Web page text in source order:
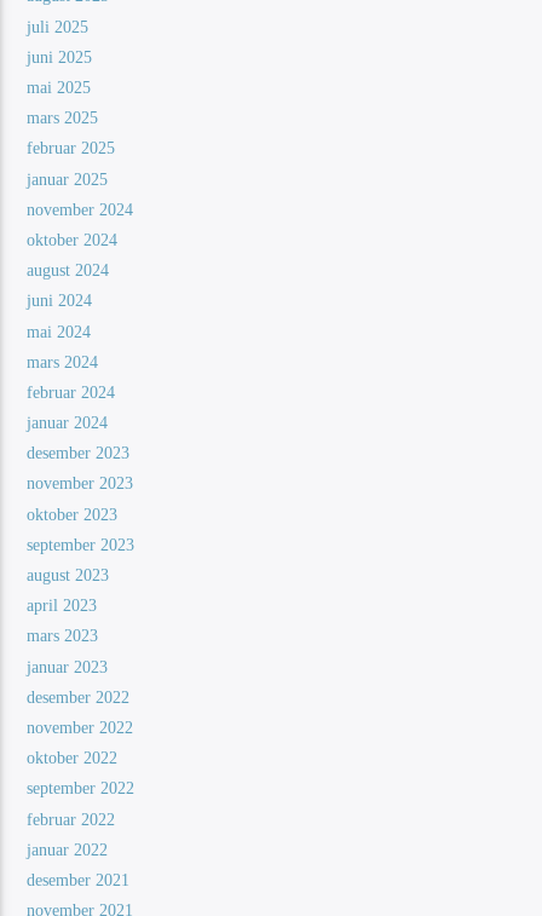
juli 2025
juni 2025
mai 2025
mars 2025
februar 2025
januar 2025
november 2024
oktober 2024
august 2024
juni 2024
mai 2024
mars 2024
februar 2024
januar 2024
desember 2023
november 2023
oktober 2023
september 2023
august 2023
april 2023
mars 2023
januar 2023
desember 2022
november 2022
oktober 2022
september 2022
februar 2022
januar 2022
desember 2021
november 2021